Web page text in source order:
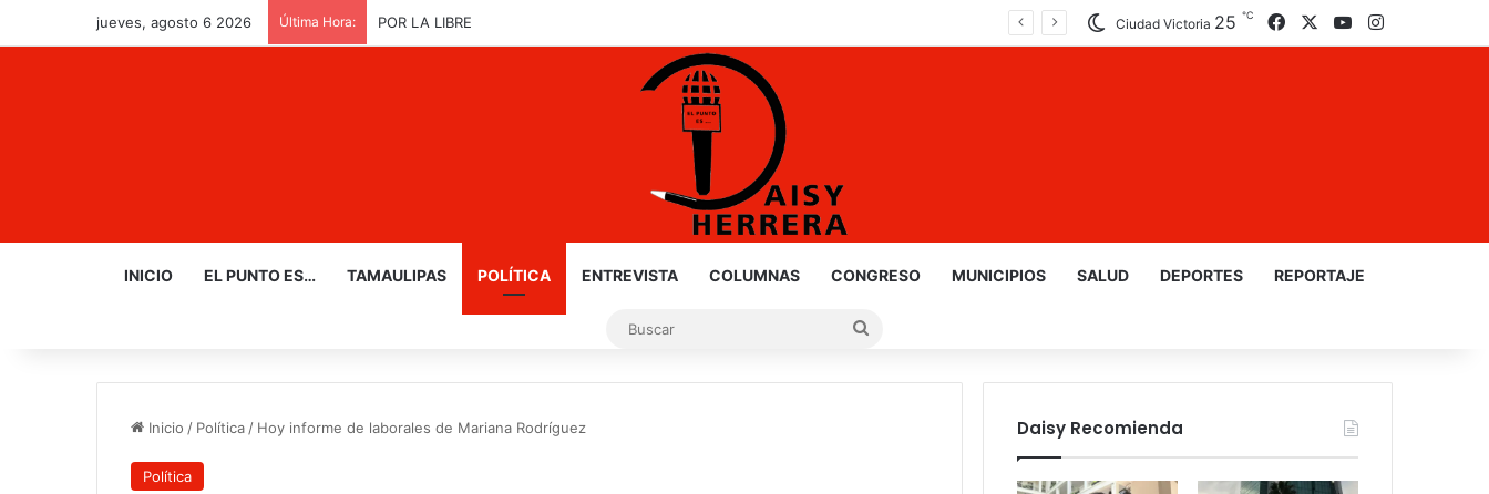
jueves, agosto 6 2026 Última Hora: PAN ratifica triunfo de Gloria y Truko Ciudad Victoria 25 ℃ Facebook YouTube
INICIO EL PUNTO ES… TAMAULIPAS POLÍTICA ENTREVISTA COLUMNAS CONGRESO MUNICIPIOS SALUD DEPORTES REPORTAJE
Inicio / Política / Hoy informe de laborales de Mariana Rodríguez
Política
Daisy Recomienda